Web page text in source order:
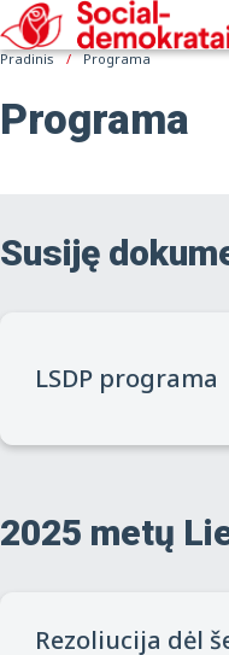
Pradinis Programa
Programa
Susiję
LSDP programa
2025 metų
Rezoliucija dėl